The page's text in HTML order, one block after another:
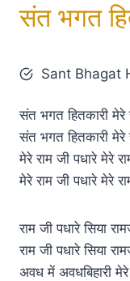
संत भगत
Sant Bhagat
संत भगत हितकारी मेरे
संत भगत हितकारी मेरे
मेरे राम जी पधारे मेरे
मेरे राम जी पधारे मेरे
राम जी पधारे सिया
राम जी पधारे सिया
अवध में अवधबिहारी मेरे